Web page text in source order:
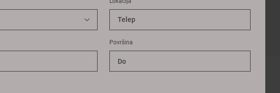
Telep
Površina